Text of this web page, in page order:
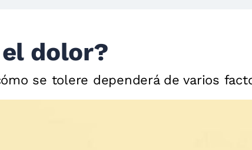
dolor?
se tolere dependerá de varios